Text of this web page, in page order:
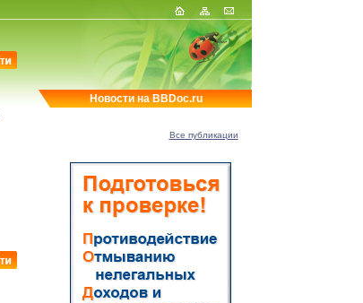
Новости на BBDoc.ru
Все публикации